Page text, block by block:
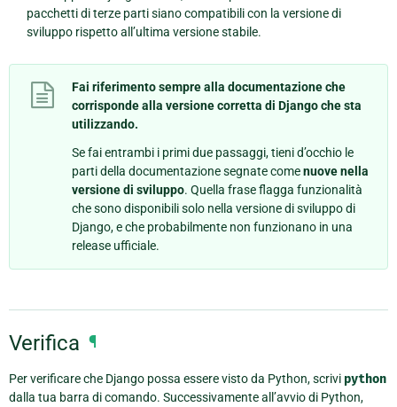
pacchetti di terze parti siano compatibili con la versione di
sviluppo rispetto all’ultima versione stabile.
Fai riferimento sempre alla documentazione che
corrisponde alla versione corretta di Django che sta
utilizzando.
Se fai entrambi i primi due passaggi, tieni d’occhio le
parti della documentazione segnate comenuove nella
versione di sviluppo. Quella frase flagga funzionalità
che sono disponibili solo nella versione di sviluppo di
Django, e che probabilmente non funzionano in una
release ufficiale.
Verifica ¶
Per verificare che Django possa essere visto da Python, scrivi python
dalla tua barra di comando. Successivamente all’avvio di Python,